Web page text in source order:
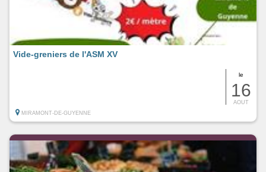
le
16
AOUT
Vide-greniers de l'ASM XV
MIRAMONT-DE-GUYENNE